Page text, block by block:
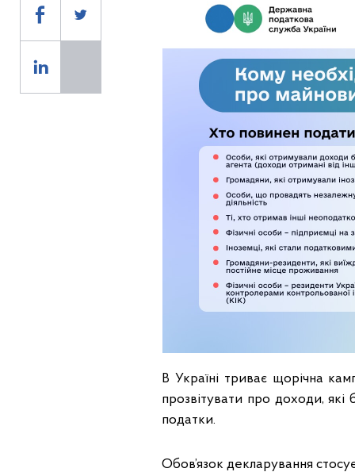
В Україні триває щорічна
прозвітувати про доходи, які
податки.
Обов’язок декларування